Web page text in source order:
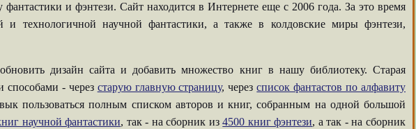
и фэнтези. Сайт находится в Интернете еще с 2006 года. За это время
технологичной научной фантастики, а также в колдовские миры фэнтези,
дизайн сайта и добавить множество книг в нашу библиотеку. Старая
способами - через старую главную страницу, черезсписок фантастов по алфавиту
пользоваться полным списком авторов и книг, собранным на одной большой
научной фантастики, так - на сборник из4500 книг фэнтези, а так - на сборник